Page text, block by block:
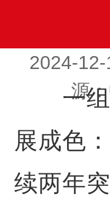
2024-
源
一组
展成色
续两年